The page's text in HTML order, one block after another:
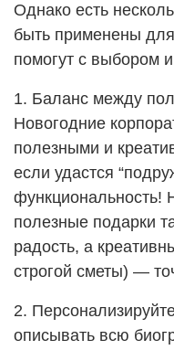
Однако есть
быть применены
помогут с выбором
1. Баланс между
Новогодние
полезными и
если удастся
функциональность!
полезные подарки
радость, а
строгой сметы) —
2.
описывать всю